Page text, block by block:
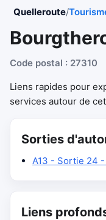
Quelleroute/
Code postal : 27310
Liens rapides pour
services autour de
Sorties
A13 - Sortie 24
Liens